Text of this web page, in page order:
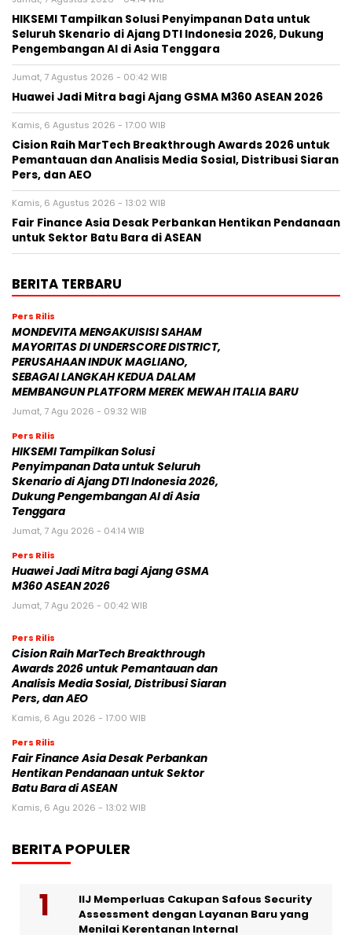
HIKSEMI Tampilkan Solusi Penyimpanan Data untuk
Seluruh Skenario di Ajang DTI Indonesia 2026, Dukung
Pengembangan AI di Asia Tenggara
Jumat, 7 Agustus 2026 - 00:42 WIB
Huawei Jadi Mitra bagi Ajang GSMA M360 ASEAN 2026
Kamis, 6 Agustus 2026 - 17:00 WIB
Cision Raih MarTech Breakthrough Awards 2026 untuk
Pemantauan dan Analisis Media Sosial, Distribusi Siaran
Pers, dan AEO
Kamis, 6 Agustus 2026 - 13:02 WIB
Fair Finance Asia Desak Perbankan Hentikan Pendanaan
untuk Sektor Batu Bara di ASEAN
BERITA TERBARU
Pers Rilis
MONDEVITA MENGAKUISISI SAHAM
MAYORITAS DI UNDERSCORE DISTRICT,
PERUSAHAAN INDUK MAGLIANO,
SEBAGAI LANGKAH KEDUA DALAM
MEMBANGUN PLATFORM MEREK MEWAH ITALIA BARU
Jumat, 7 Agu 2026 - 09:32 WIB
Pers Rilis
HIKSEMI Tampilkan Solusi
Penyimpanan Data untuk Seluruh
Skenario di Ajang DTI Indonesia 2026,
Dukung Pengembangan AI di Asia
Tenggara
Jumat, 7 Agu 2026 - 04:14 WIB
Pers Rilis
Huawei Jadi Mitra bagi Ajang GSMA
M360 ASEAN 2026
Jumat, 7 Agu 2026 - 00:42 WIB
Pers Rilis
Cision Raih MarTech Breakthrough
Awards 2026 untuk Pemantauan dan
Analisis Media Sosial, Distribusi Siaran
Pers, dan AEO
Kamis, 6 Agu 2026 - 17:00 WIB
Pers Rilis
Fair Finance Asia Desak Perbankan
Hentikan Pendanaan untuk Sektor
Batu Bara di ASEAN
Kamis, 6 Agu 2026 - 13:02 WIB
BERITA POPULER
IIJ Memperluas Cakupan Safous Security
Assessment dengan Layanan Baru yang
Menilai Kerentanan Internal